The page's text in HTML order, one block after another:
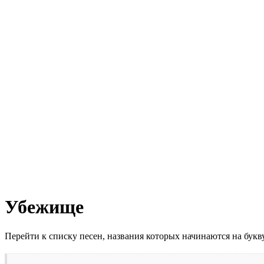
Убежище
Перейти к списку песен, названия которых начинаются на